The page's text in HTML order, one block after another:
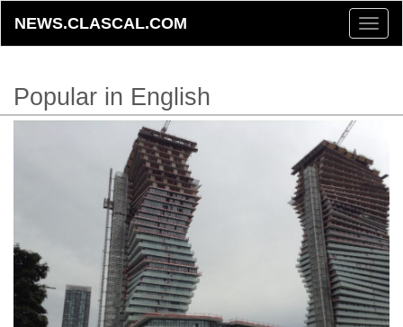
Toggle
NEWS.CLASCAL.COM
Popular in English